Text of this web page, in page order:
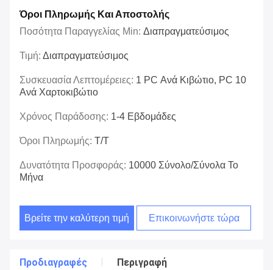
Όροι Πληρωμής Και Αποστολής
Ποσότητα Παραγγελίας Min: Διαπραγματεύσιμος
Τιμή: Διαπραγματεύσιμος
Συσκευασία Λεπτομέρειες: 1 PC Ανά Κιβώτιο, PC 10
Ανά Χαρτοκιβώτιο
Χρόνος Παράδοσης: 1-4 Εβδομάδες
Όροι Πληρωμής: T/T
Δυνατότητα Προσφοράς: 10000 Σύνολο/σύνολα Το
Μήνα
Βρείτε την καλύτερη τιμή Επικοινωνήστε τώρα
Προδιαγραφές Περιγραφή